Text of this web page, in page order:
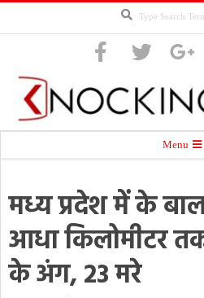
News
Menu
मध्य प्रदेश में के
आधा किलोमीटर
के अंग, 23 मरे